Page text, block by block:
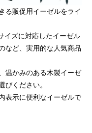
る販促用イーゼルをライ
イズに対応したイーゼル
など、実用的な人気商品
温かみのある木製イーゼ
びください。
表示に便利なイーゼルで